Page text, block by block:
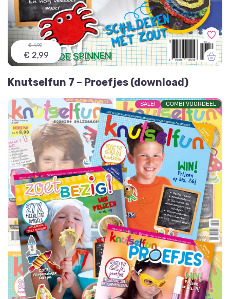
€ 4,99
€ 2,99
Knutselfun 7 – Proefjes (download)
SALE! COMBI VOORDEEL